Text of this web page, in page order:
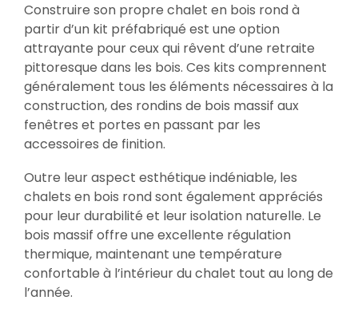
Construire son propre chalet en bois rond à
partir d’un kit préfabriqué est une option
attrayante pour ceux qui rêvent d’une retraite
pittoresque dans les bois. Ces kits comprennent
généralement tous les éléments nécessaires à la
construction, des rondins de bois massif aux
fenêtres et portes en passant par les
accessoires de finition.
Outre leur aspect esthétique indéniable, les
chalets en bois rond sont également appréciés
pour leur durabilité et leur isolation naturelle. Le
bois massif offre une excellente régulation
thermique, maintenant une température
confortable à l’intérieur du chalet tout au long de
l’année.